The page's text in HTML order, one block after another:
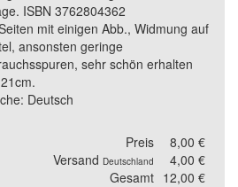
ISBN 3762804362
mit einigen Abb., Widmung auf
ansonsten geringe
sehr schön erhalten
Deutsch
Preis
8,00 €
Versand Deutschland
4,00 €
Gesamt 12,00 €